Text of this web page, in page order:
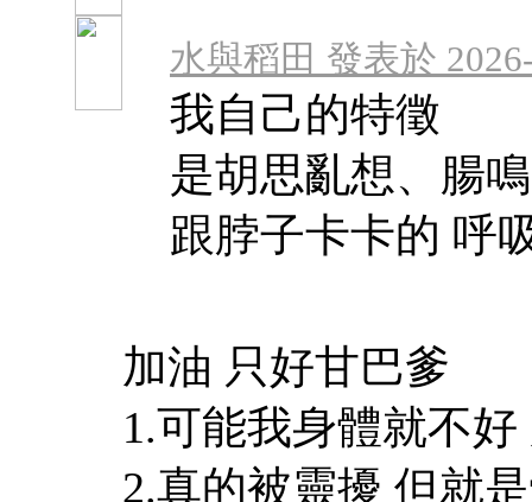
水與稻田 發表於
我自己的特徵
是胡思亂想、腸
跟脖子卡卡的 呼
加油 只好甘巴爹
1.可能我身體就不
2.真的被靈擾 但就